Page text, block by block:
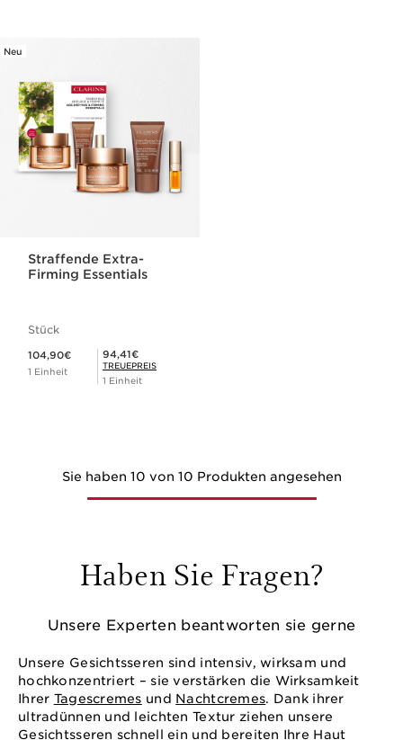
Neu
Straffende Extra-
Firming Essentials
Stück
104,90€
1 Einheit
Mitgliederpreis 94,41€
94,41€
TREUEPREIS
1 Einheit
Sie haben 10 von 10 Produkten angesehen
Haben Sie Fragen?
Unsere Experten beantworten sie gerne
Unsere Gesichtsseren sind intensiv, wirksam und
hochkonzentriert – sie verstärken die Wirksamkeit
Ihrer Tagescremes und Nachtcremes. Dank ihrer
ultradünnen und leichten Textur ziehen unsere
Gesichtsseren schnell ein und bereiten Ihre Haut